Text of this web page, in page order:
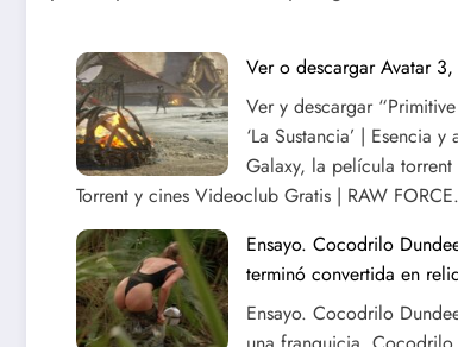
Ver o descargar Avatar
Ver y descargar
‘La Sustancia’ | Esencia
Galaxy, la película
Torrent y cines Videoclub Gratis | RAW
Ensayo. Cocodrilo
terminó convertida en
Ensayo. Cocodrilo